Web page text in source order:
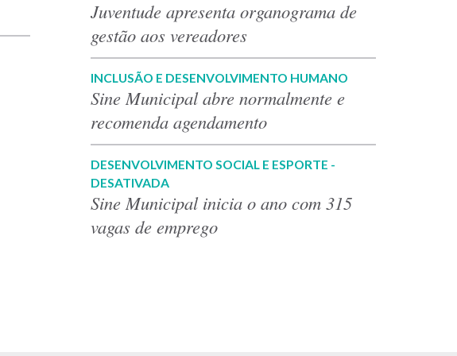
Juventude apresenta organograma de
gestão aos vereadores
INCLUSÃO E DESENVOLVIMENTO HUMANO
Sine Municipal abre normalmente e
recomenda agendamento
DESENVOLVIMENTO SOCIAL E ESPORTE -
DESATIVADA
Sine Municipal inicia o ano com 315
vagas de emprego